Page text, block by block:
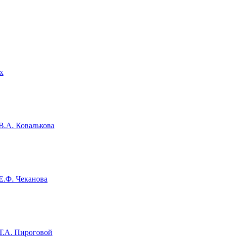
Ковалькова
Чеканова
Пироговой